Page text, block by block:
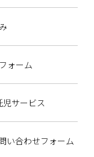
ォーム
サービス
合わせフォーム